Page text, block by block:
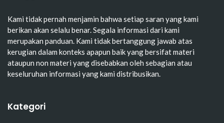
Kami tidak pernah menjamin bahwa setiap saran yang kami
berikan akan selalu benar. Segala informasi dari kami
merupakan panduan. Kami tidak bertanggung jawab atas
kerugian dalam konteks apapun baik yang bersifat materi
ataupun non materi yang disebabkan oleh sebagian atau
keseluruhan informasi yang kami distribusikan.
Kategori